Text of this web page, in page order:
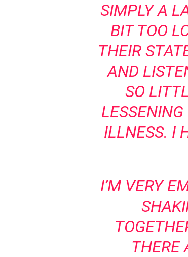
SIMPLY A
BIT TOO
THEIR
AND
SO
ILLNESS. I
I’M VERY
THERE